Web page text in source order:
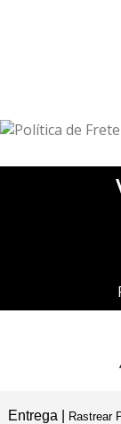
Entrega | Rastrear